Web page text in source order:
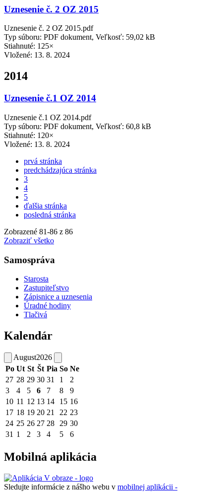
Uznesenie č. 2 OZ 2015
Uznesenie č. 2 OZ 2015.pdf
Typ súboru: PDF dokument, Veľkosť: 59,02 kB
Stiahnuté: 125×
Vložené: 13. 8. 2024
2014
Uznesenie č.1 OZ 2014
Uznesenie č.1 OZ 2014.pdf
Typ súboru: PDF dokument, Veľkosť: 60,8 kB
Stiahnuté: 120×
Vložené: 13. 8. 2024
prvá stránka
predchádzajúca stránka
3
4
5
ďalšia stránka
posledná stránka
Zobrazené 81-86 z 86
Zobraziť všetko
Samospráva
Starosta
Zastupiteľstvo
Zápisnice a uznesenia
Úradné hodiny
Tlačivá
Kalendár
August2026
Po Ut St Št Pia So Ne
27 28 29 30 31 1
2
3
4 5 6 7 8
9
10 11 12 13 14 15 16
17 18 19 20 21 22 23
24 25 26 27 28 29 30
31 1 2 3 4 5 6
Mobilná aplikácia
Sledujte informácie z nášho webu v mobilnej aplikácii -